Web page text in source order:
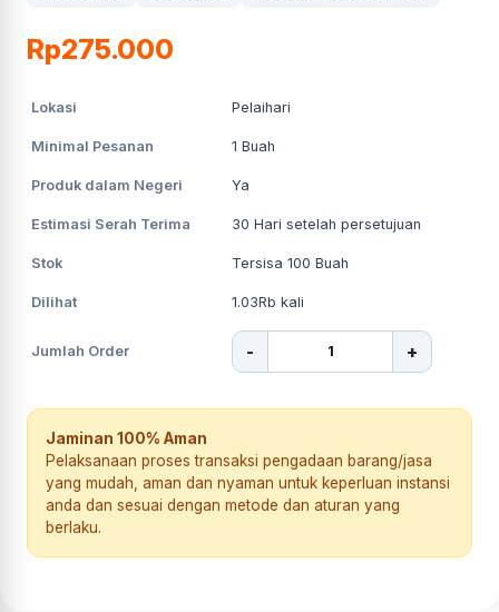
Rp275.000
Lokasi Pelaihari
Minimal Pesanan 1 Buah
Produk dalam Negeri Ya
Estimasi Serah Terima 30 Hari setelah persetujuan
Stok Tersisa 100 Buah
Dilihat 1.03Rb kali
Jumlah Order - +
Jaminan 100% Aman
Pelaksanaan proses transaksi pengadaan barang/jasa
yang mudah, aman dan nyaman untuk keperluan instansi
anda dan sesuai dengan metode dan aturan yang
berlaku.